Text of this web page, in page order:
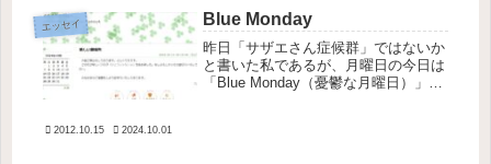
我...
エッセイ Blue Monday
昨日「サザエさん症候群」ではないか
と書いた私であるが、月曜日の今日は
「Blue Monday（憂鬱な月曜日）」で
2012.10.15 2024.10.01